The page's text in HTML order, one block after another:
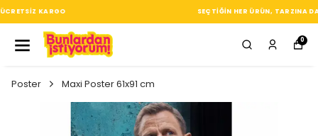
SEÇTIĞIN HER ÜRÜN, TARZINA DAIR KÜÇÜK BIR IMZA
0
Poster Maxi Poster 61x91 cm